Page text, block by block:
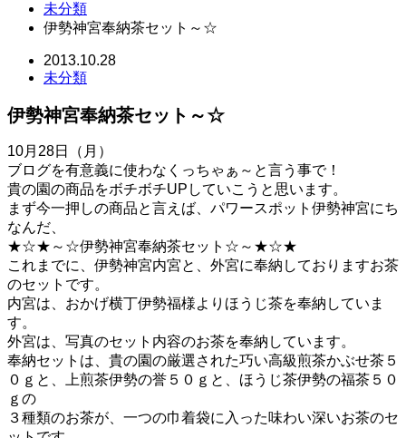
未分類
伊勢神宮奉納茶セット～☆
2013.10.28
未分類
伊勢神宮奉納茶セット～☆
10月28日（月）
ブログを有意義に使わなくっちゃぁ～と言う事で！
貴の園の商品をボチボチUPしていこうと思います。
まず今一押しの商品と言えば、パワースポット伊勢神宮にち
なんだ、
★☆★～☆伊勢神宮奉納茶セット☆～★☆★
これまでに、伊勢神宮内宮と、外宮に奉納しておりますお茶
のセットです。
内宮は、おかげ横丁伊勢福様よりほうじ茶を奉納していま
す。
外宮は、写真のセット内容のお茶を奉納しています。
奉納セットは、貴の園の厳選された巧い高級煎茶かぶせ茶５
０ｇと、上煎茶伊勢の誉５０ｇと、ほうじ茶伊勢の福茶５０
ｇの
３種類のお茶が、一つの巾着袋に入った味わい深いお茶のセ